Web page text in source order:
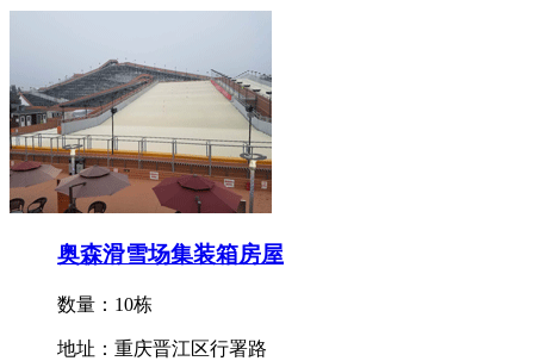
奥森滑雪场集装箱房屋
数量：10栋
地址：重庆晋江区行署路